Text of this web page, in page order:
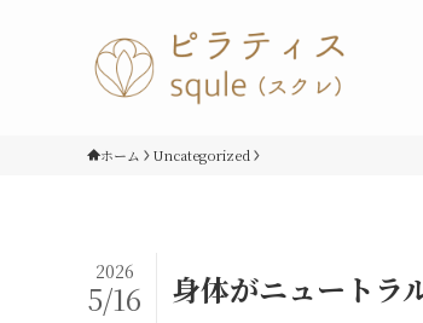
ホーム Uncategorized
身体がニュートラ
2026
5/16